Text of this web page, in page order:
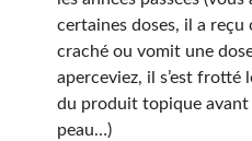
certaines doses, il a reçu
craché ou vomit une
aperceviez, il s’est frotté
du produit topique avant
peau…)